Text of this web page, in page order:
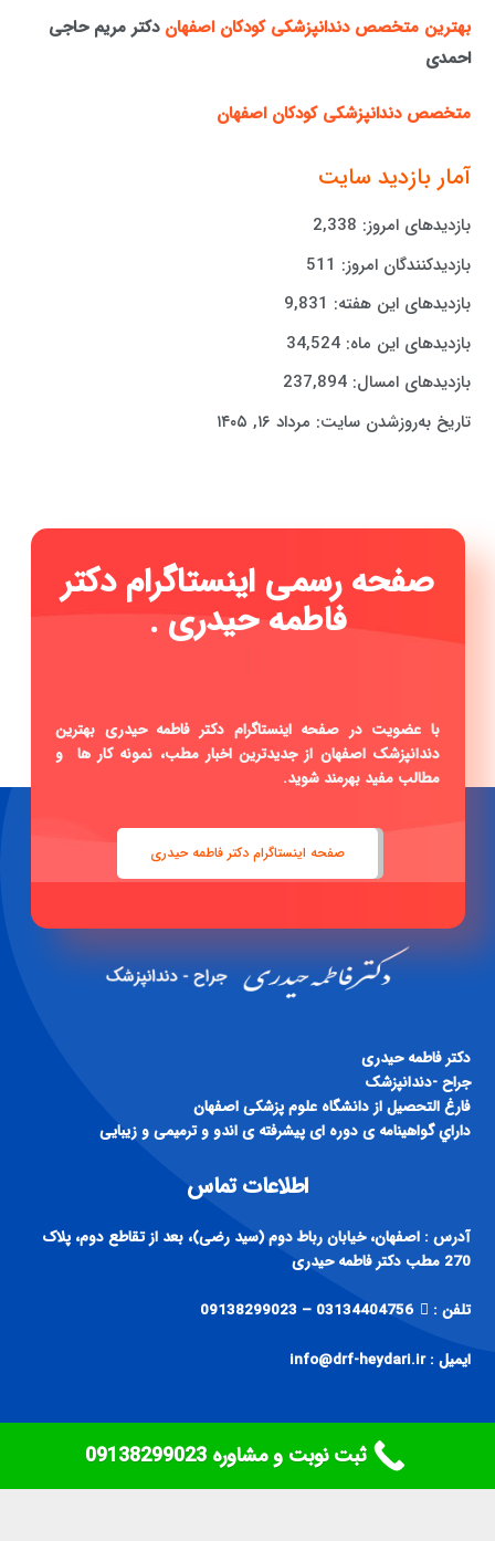
بهترین متخصص دندانپزشکی کودکان اصفهان دکتر مریم حاجی
احمدی
متخصص دندانپزشکی کودکان اصفهان
آمار بازدید سایت
بازدیدهای امروز: 2,338
بازدیدکنندگان امروز: 511
بازدیدهای این هفته: 9,831
بازدیدهای این ماه:34,524
بازدیدهای امسال:237,894
تاریخ به‌روزشدن سایت: مرداد ۱۶, ۱۴۰۵
صفحه رسمی اینستاگرام دکتر
فاطمه حیدری ...
با عضویت در صفحه اینستاگرام دکتر فاطمه حیدری بهترین
دندانپزشک اصفهان از جدیدترین اخبار مطب، نمونه کار ها و
مطالب مفید بهرمند شوید.
صفحه اینستاگرام دکتر فاطمه حیدری
دكتر فاطمه حيدری
جراح -دندانپزشک
فارغ التحصيل از دانشگاه علوم پزشكی اصفهان
داراي گواهينامه ی دوره ای پيشرفته ی اندو و ترميمی و زيبايی
اطلاعات تماس
آدرس : اصفهان، خیابان رباط دوم (سید رضی)، بعد از تقاطع دوم، پلاک
270 مطب دکتر فاطمه حیدری
تلفن : 03134404756 – 09138299023
ایمیل : info@drf-heydari.ir
ثبت نوبت و مشاوره ‎09138299023